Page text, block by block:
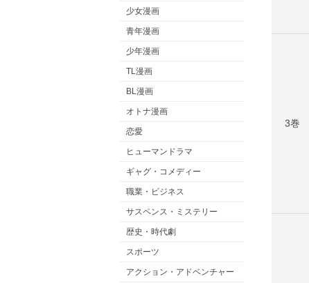
少女漫画
青年漫画
少年漫画
TL漫画
BL漫画
オトナ漫画
恋愛
ヒューマンドラマ
ギャグ・コメディー
職業・ビジネス
サスペンス・ミステリー
歴史・時代劇
スポーツ
アクション・アドベンチャー
3巻